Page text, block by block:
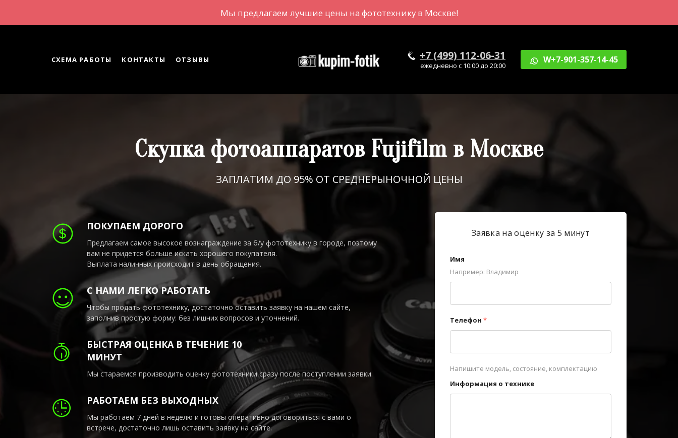
Мы предлагаем лучшие цены на фототехнику в Москве!
СХЕМА РАБОТЫ КОНТАКТЫ ОТЗЫВЫ +7 (499) 112-06-31
ежедневно с 10:00 до 20:00
W+7-901-357-14-45
Скупка фотоаппаратов Fujifilm в Москве
ЗАПЛАТИМ ДО 95% ОТ СРЕДНЕРЫНОЧНОЙ ЦЕНЫ
ПОКУПАЕМ ДОРОГО
Предлагаем самое высокое вознаграждение за б/у фототехнику в городе, поэтому
вам не придется больше искать хорошего покупателя.
Выплата наличных происходит в день обращения.
С НАМИ ЛЕГКО РАБОТАТЬ
Чтобы продать фототехнику, достаточно оставить заявку на нашем сайте,
заполнив простую форму: без лишних вопросов и уточнений.
БЫСТРАЯ ОЦЕНКА В ТЕЧЕНИЕ 10
МИНУТ
Мы стараемся производить оценку фототехники сразу после поступлении заявки.
РАБОТАЕМ БЕЗ ВЫХОДНЫХ
Мы работаем 7 дней в неделю и готовы оперативно договориться с вами о
встрече, достаточно лишь оставить заявку на сайте.
Заявка на оценку за 5 минут
Имя
Например: Владимир
Телефон *
Напишите модель, состояние, комплектацию
Информация о технике